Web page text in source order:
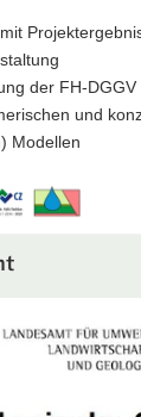
der FH-
und
Modellen